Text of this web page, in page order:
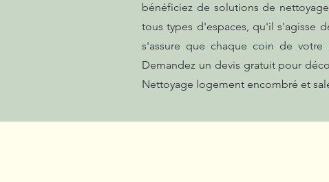
bénéficiez de solutions de
tous types d'espaces, qu'il s'agisse
s'assure que chaque coin de
Demandez un devis gratuit pour
Nettoyage logement encombré et